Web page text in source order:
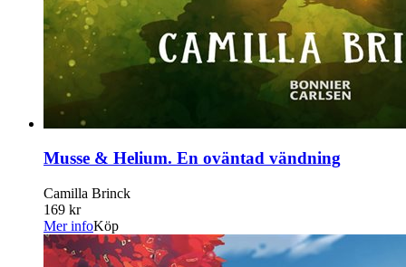
Musse & Helium. En oväntad vändning
Camilla Brinck
169 kr
Mer infoKöp